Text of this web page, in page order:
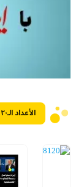
الأعداد الـ۲۰ الأخيرة